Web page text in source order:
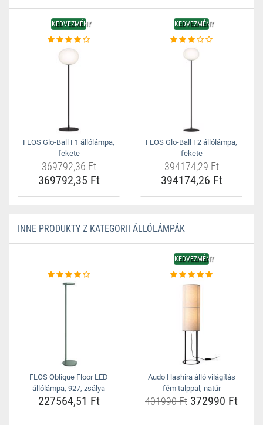
KEDVEZMÉNY
FLOS Glo-Ball F1 állólámpa,
fekete
369792,36 Ft
369792,35 Ft
KEDVEZMÉNY
FLOS Glo-Ball F2 állólámpa,
fekete
394174,29 Ft
394174,26 Ft
INNE PRODUKTY Z KATEGORII ÁLLÓLÁMPÁK
FLOS Oblique Floor LED
állólámpa, 927, zsálya
227564,51 Ft
KEDVEZMÉNY
Audo Hashira álló világítás
fém talppal, natúr
401990 Ft 372990 Ft